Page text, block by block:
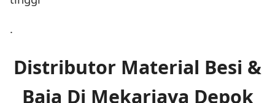
.
Distributor Material Besi &
Baja Di Mekarjaya Depok